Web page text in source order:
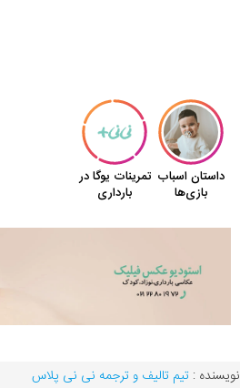
نویسنده : تیم تالیف و ترجمه نی نی پلاس